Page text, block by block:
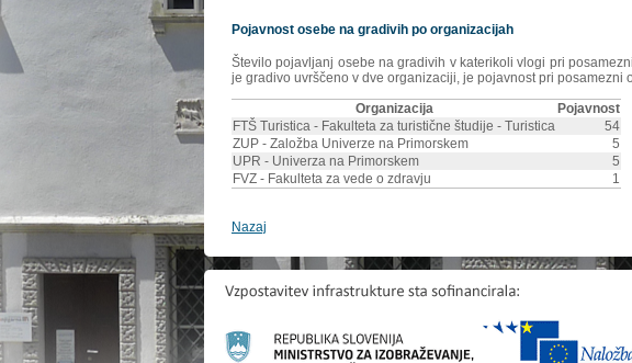
Pojavnost osebe na gradivih po organizacijah
Število pojavljanj osebe na gradivih v katerikoli vlogi pri
je gradivo uvrščeno v dve organizaciji, je pojavnost pri posamezni
Organizacija
Pojavnost
FTŠ Turistica - Fakulteta za turistične študije - Turistica
54
ZUP - Založba Univerze na Primorskem
5
UPR - Univerza na Primorskem
5
FVZ - Fakulteta za vede o zdravju
1
Nazaj